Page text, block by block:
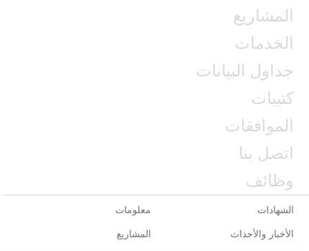
المشاريع
الخدمات
جداول البيانات
كتيبات
الموافقات
اتصل بنا
وظائف
الشهادات معلومات
الأخبار والأحداث المشاريع